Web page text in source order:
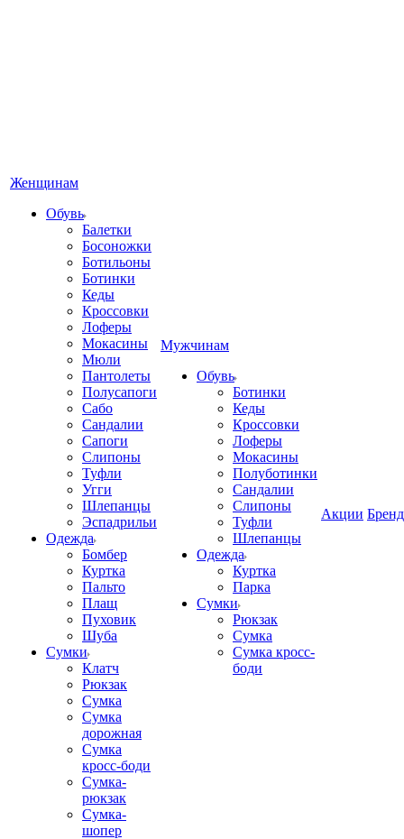
Женщинам
Обувь
Балетки
Босоножки
Ботильоны
Ботинки
Кеды
Кроссовки
Лоферы
Мокасины
Мюли
Пантолеты
Полусапоги
Сабо
Сандалии
Сапоги
Слипоны
Туфли
Угги
Шлепанцы
Эспадрильи
Одежда
Бомбер
Куртка
Пальто
Плащ
Пуховик
Шуба
Сумки
Клатч
Рюкзак
Сумка
Сумка
дорожная
Сумка
кросс-боди
Сумка-
рюкзак
Сумка-
шопер
Мужчинам
Обувь
Ботинки
Кеды
Кроссовки
Лоферы
Мокасины
Полуботинки
Сандалии
Слипоны
Туфли
Шлепанцы
Одежда
Куртка
Парка
Сумки
Рюкзак
Сумка
Сумка кросс-
боди
Акции